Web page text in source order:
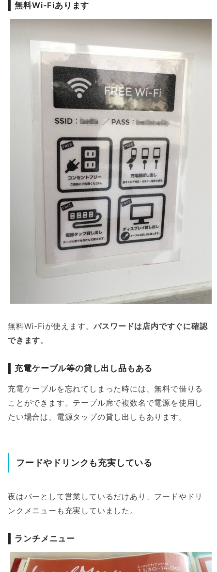
無料Wi-Fiあります
無料Wi-Fiが使えます。パスワードは店内ですぐに確認
できます。
充電ケーブル等の貸し出し品もある
充電ケーブルを忘れてしまった時には、無料で借りる
ことができます。テーブル席で複数名で電源を使用し
たい場合は、電源タップの貸し出しもあります。
フードやドリンクも充実している
夜はバーとして営業しているだけあり、フードやドリ
ンクメニューも充実していました。
ランチメニュー